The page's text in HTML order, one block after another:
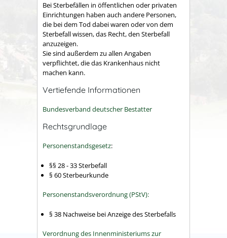
Bei Sterbefällen in öffentlichen oder privaten
Einrichtungen haben auch andere Personen,
die bei dem Tod dabei waren oder von dem
Sterbefall wissen, das Recht, den Sterbefall
anzuzeigen.
Sie sind außerdem zu allen Angaben
verpflichtet, die das Krankenhaus nicht
machen kann.
Vertiefende Informationen
Bundesverband deutscher Bestatter
Rechtsgrundlage
Personenstandsgesetz:
§§ 28 - 33 Sterbefall
§ 60 Sterbeurkunde
Personenstandsverordnung (PStV):
§ 38 Nachweise bei Anzeige des Sterbefalls
Verordnung des Innenministeriums zur